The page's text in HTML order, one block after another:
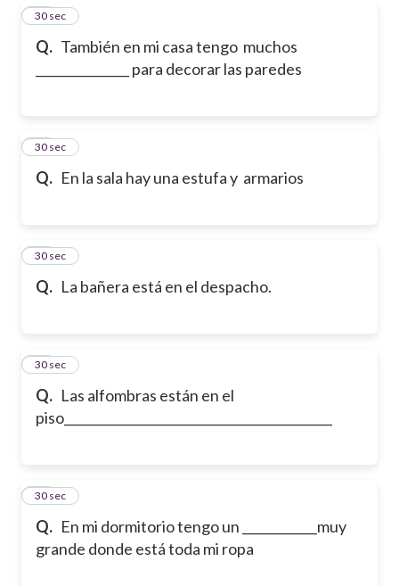
Q. También en mi casa tengo muchos
_______________ para decorar las paredes
15
30 sec
Q. En la sala hay una estufa y armarios
16
30 sec
Q. La bañera está en el despacho.
17
30 sec
Q. Las alfombras están en el
piso___________________________________________
18
30 sec
Q. En mi dormitorio tengo un ____________muy
grande donde está toda mi ropa
19
30 sec